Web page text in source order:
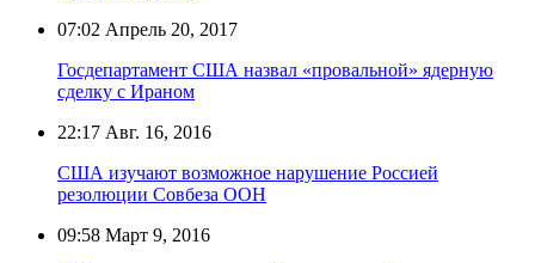
07:02 Апрель 20, 2017
Госдепартамент США назвал «провальной» ядерную
сделку с Ираном
22:17 Авг. 16, 2016
США изучают возможное нарушение Россией
резолюции Совбеза ООН
09:58 Март 9, 2016